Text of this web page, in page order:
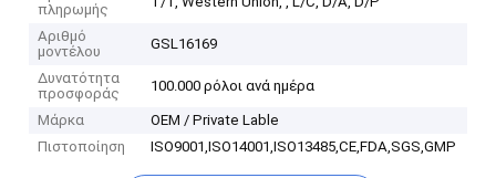
πληρωμής
Αριθμό
μοντέλου
GSL16169
Δυνατότητα
προσφοράς
100.000 ρόλοι ανά ημέρα
Μάρκα
OEM / Private Lable
Πιστοποίηση
ISO9001,ISO14001,ISO13485,CE,FDA,SGS,GMP